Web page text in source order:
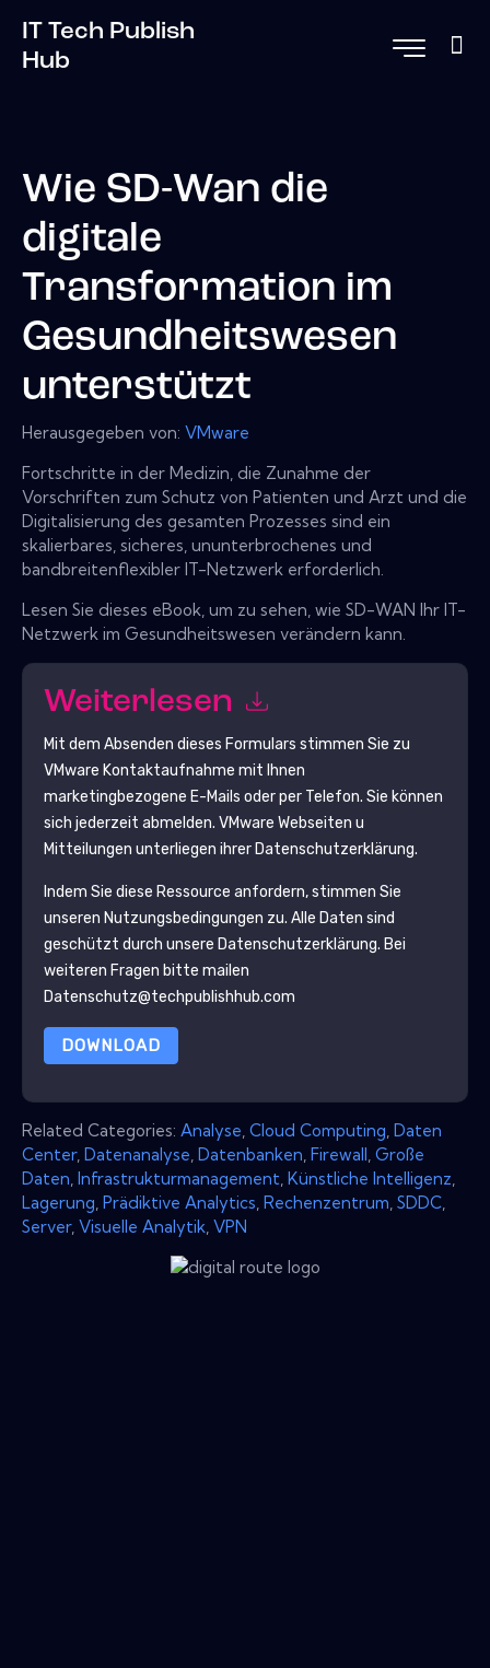
IT Tech Publish
Hub
Wie SD-Wan die
digitale
Transformation im
Gesundheitswesen
unterstützt
Herausgegeben von: VMware
Fortschritte in der Medizin, die Zunahme der
Vorschriften zum Schutz von Patienten und Arzt und die
Digitalisierung des gesamten Prozesses sind ein
skalierbares, sicheres, ununterbrochenes und
bandbreitenflexibler IT-Netzwerk erforderlich.
Lesen Sie dieses eBook, um zu sehen, wie SD-WAN Ihr IT-
Netzwerk im Gesundheitswesen verändern kann.
Weiterlesen
Mit dem Absenden dieses Formulars stimmen Sie zu
VMware Kontaktaufnahme mit Ihnen
marketingbezogene E-Mails oder per Telefon. Sie können
sich jederzeit abmelden. VMware Webseiten u
Mitteilungen unterliegen ihrer Datenschutzerklärung.
Indem Sie diese Ressource anfordern, stimmen Sie
unseren Nutzungsbedingungen zu. Alle Daten sind
geschützt durch unsere Datenschutzerklärung. Bei
weiteren Fragen bitte mailen
Datenschutz@techpublishhub.com
DOWNLOAD
Related Categories: Analyse Cloud Computing Daten
Center, Datenanalyse Datenbanken Firewall Große
Daten Infrastrukturmanagement Künstliche Intelligenz
Lagerung Prädiktive Analytics Rechenzentrum SDDC
Server, Visuelle Analytik VPN